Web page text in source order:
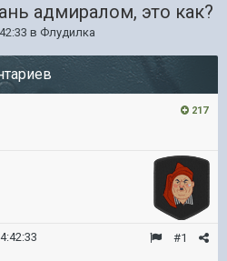
адмиралом, это как?
в Флудилка
217
#1